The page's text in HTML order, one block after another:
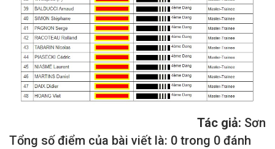
Tác giả: Sơn
Tổng số điểm của bài viết là: 0 trong 0 đánh